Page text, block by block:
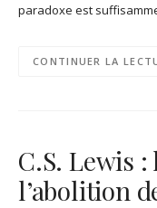
paradoxe est
CONTINUER LA
C.S. Lewis
l’abolition